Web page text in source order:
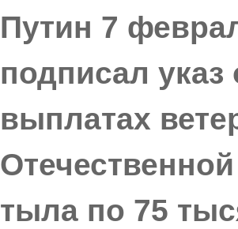
Путин 7
подписал
выплатах
тыла по 75